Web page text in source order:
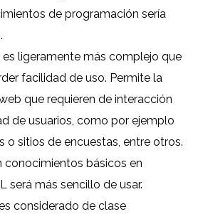
de programación sería
es ligeramente más complejo que
facilidad de uso. Permite la
que requieren de interacción
de usuarios, como por ejemplo
o sitios de encuestas, entre otros.
conocimientos básicos en
será más sencillo de usar.
considerado de clase